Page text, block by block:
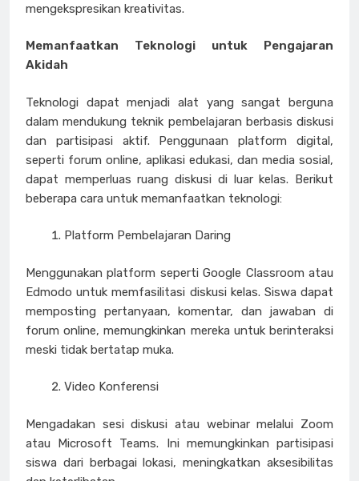
mengekspresikan kreativitas.
Memanfaatkan Teknologi untuk Pengajaran
Akidah
Teknologi dapat menjadi alat yang sangat berguna
dalam mendukung teknik pembelajaran berbasis diskusi
dan partisipasi aktif. Penggunaan platform digital,
seperti forum online, aplikasi edukasi, dan media sosial,
dapat memperluas ruang diskusi di luar kelas. Berikut
beberapa cara untuk memanfaatkan teknologi:
Platform Pembelajaran Daring
Menggunakan platform seperti Google Classroom atau
Edmodo untuk memfasilitasi diskusi kelas. Siswa dapat
memposting pertanyaan, komentar, dan jawaban di
forum online, memungkinkan mereka untuk berinteraksi
meski tidak bertatap muka.
Video Konferensi
Mengadakan sesi diskusi atau webinar melalui Zoom
atau Microsoft Teams. Ini memungkinkan partisipasi
siswa dari berbagai lokasi, meningkatkan aksesibilitas